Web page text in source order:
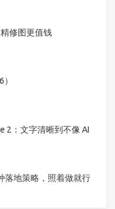
修图更值钱
2：文字清晰到不像 AI
落地策略，照着做就行